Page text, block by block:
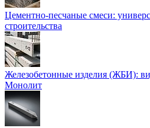
Цементно-песчаные смеси:
строительства
Железобетонные изделия (ЖБИ):
Монолит